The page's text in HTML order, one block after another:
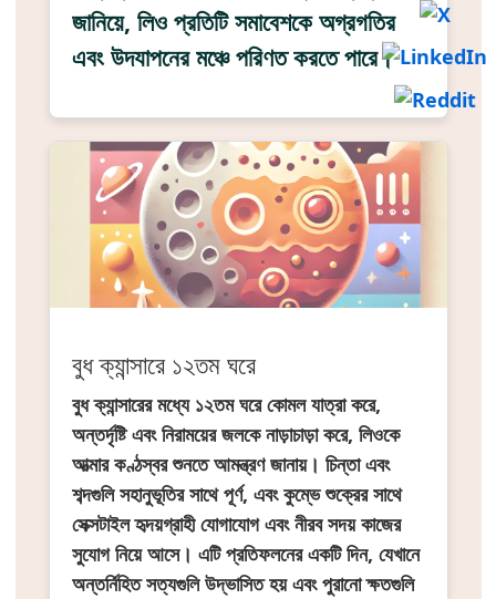
জানিয়ে, লিও প্রতিটি সমাবেশকে অগ্রগতির
এবং উদযাপনের মঞ্চে পরিণত করতে পারে।
বুধ ক্যান্সারে ১২তম ঘরে
বুধ ক্যান্সারের মধ্যে ১২তম ঘরে কোমল যাত্রা করে,
অন্তর্দৃষ্টি এবং নিরাময়ের জলকে নাড়াচাড়া করে, লিওকে
আত্মার কণ্ঠস্বর শুনতে আমন্ত্রণ জানায়। চিন্তা এবং
শব্দগুলি সহানুভূতির সাথে পূর্ণ, এবং কুম্ভে শুক্রের সাথে
সেক্সটাইল হৃদয়গ্রাহী যোগাযোগ এবং নীরব সদয় কাজের
সুযোগ নিয়ে আসে। এটি প্রতিফলনের একটি দিন, যেখানে
অন্তর্নিহিত সত্যগুলি উদ্ভাসিত হয় এবং পুরানো ক্ষতগুলি